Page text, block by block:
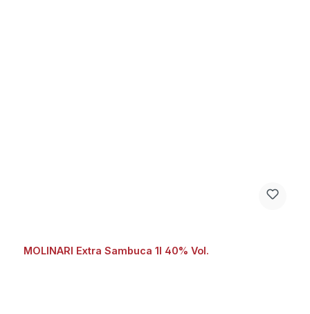
MOLINARI Extra Sambuca 1l 40% Vol.